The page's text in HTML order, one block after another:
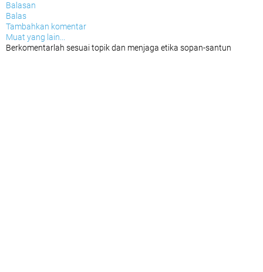
Balasan
Balas
Tambahkan komentar
Muat yang lain...
Berkomentarlah sesuai topik dan menjaga etika sopan-santun